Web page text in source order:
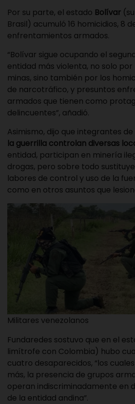
Por su parte, el estado Bolívar
Brasil) acumuló 16 homicidios, 8
enfrentamientos armados.
“Bolívar sigue ocupando el
entidad más violenta, no solo
minas, sino también por los
de narcotráfico, y presuntos
armados que tienen como
delincuentes”, añadió.
Asimismo, dijo que integrantes de
la guerrilla controlan diversas
entidad, participan en minería
drogas, pero sobre todo
labores de control y uso de la
como en otros asuntos que
Militares venezolanos
Fundaredes sostuvo que en el
limítrofe con Colombia) hubo
cuatro desaparecidos, “los
más, la presencia de grupos
operan indiscriminadamente en
de la entidad andina”.